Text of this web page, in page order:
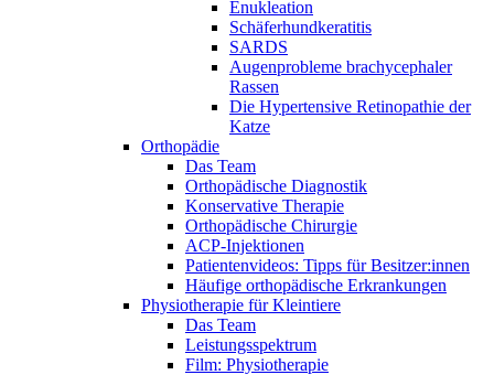
Enukleation
Schäferhundkeratitis
SARDS
Augenprobleme brachycephaler
Rassen
Die Hypertensive Retinopathie der
Katze
Orthopädie
Das Team
Orthopädische Diagnostik
Konservative Therapie
Orthopädische Chirurgie
ACP-Injektionen
Patientenvideos: Tipps für Besitzer:innen
Häufige orthopädische Erkrankungen
Physiotherapie für Kleintiere
Das Team
Leistungsspektrum
Film: Physiotherapie